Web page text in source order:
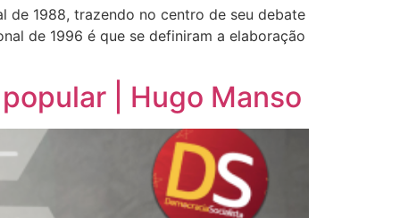
de 1988, trazendo no centro de seu debate
de 1996 é que se definiram a elaboração
| Hugo Manso